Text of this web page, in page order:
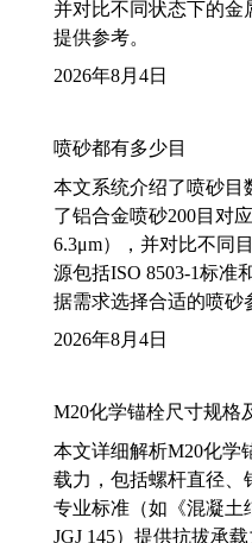
并对比不同状态下的金
提供参考。
2026年8月4日
喷砂都有多少目
本文系统介绍了喷砂目
了铝合金喷砂200目对
6.3μm），并对比不同
源包括ISO 8503-1标准
据需求选择合适的喷砂
2026年8月4日
M20化学锚栓尺寸规格
本文详细解析M20化学
载力，包括螺杆直径、
专业标准（如《混凝土
JGJ 145）提供抗拔承